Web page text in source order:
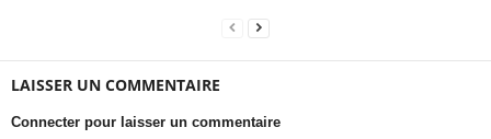
LAISSER UN COMMENTAIRE
Connecter pour laisser un commentaire